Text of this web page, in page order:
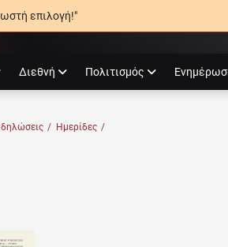
επιλογή!"
Διεθνή Πολιτισμός
/ Ημερίδες /